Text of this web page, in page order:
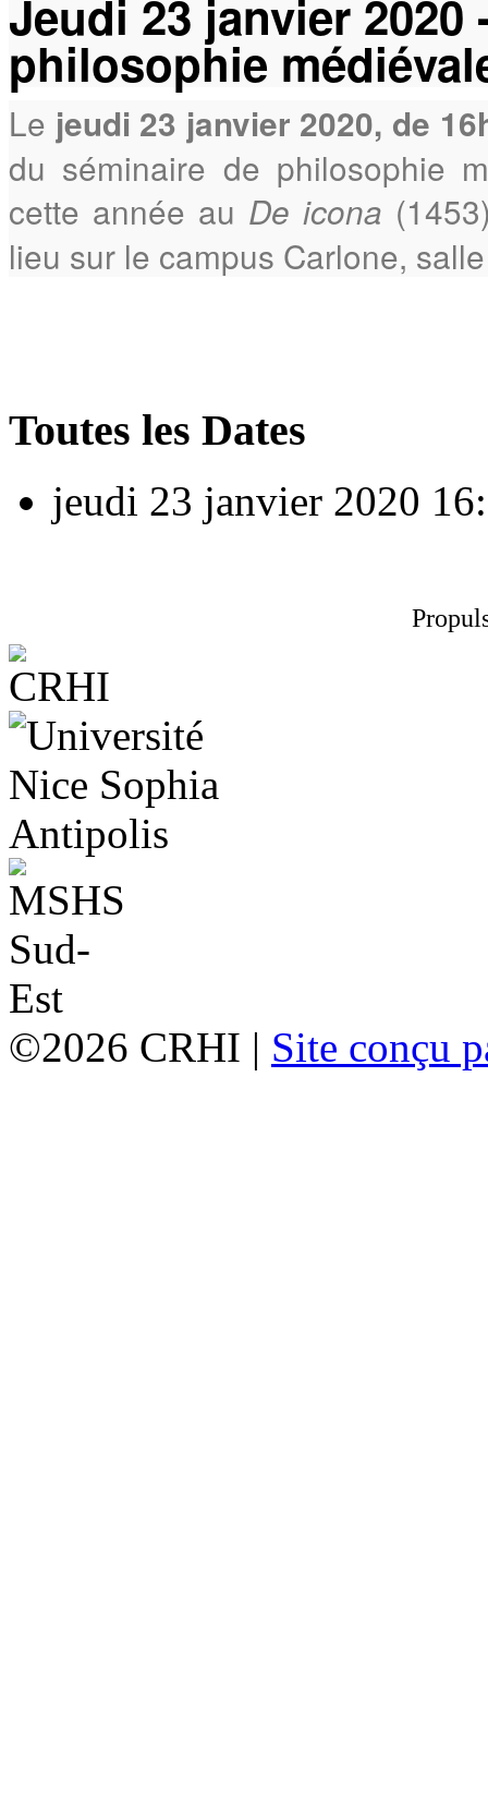
Jeudi 23 janvier 2020
philosophie
Le jeudi 23 janvier 2020, de
du séminaire de philosophie
cette année au De icona
lieu sur le campus Carlone,
Toutes les Dates
jeudi 23 janvier 2020
©2026 CRHI | Site conçu